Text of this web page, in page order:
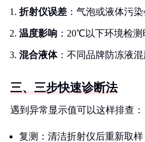
折射仪误差 ：气泡或液体污
温度影响 ：20℃以下环境检
混合液体：不同品牌防冻液
三、三步快速诊断法
遇到异常显示值可以这样排查：
复测：清洁折射仪后重新取样